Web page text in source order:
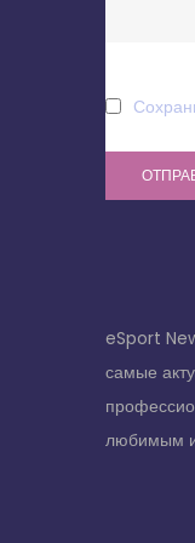
eSport
самые
любимым